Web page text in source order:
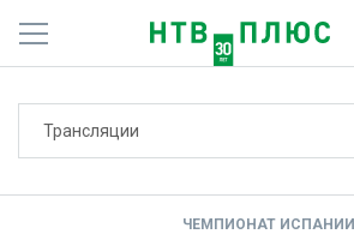
Трансляции
ЧЕМПИОНАТ ИСПАНИИ